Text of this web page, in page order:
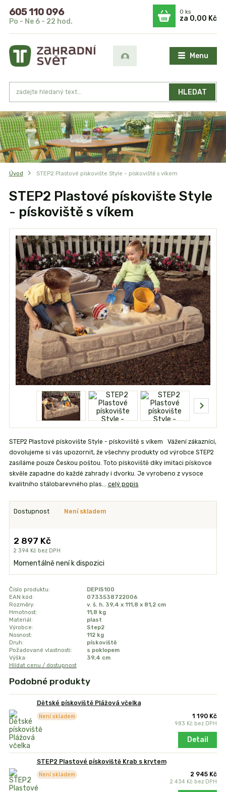
Menu
HLEDAT
605 110 096
Po - Ne 6 - 22 hod.
0ks
za 0,00 Kč
Úvod STEP2 Plastové pískovište Style - pískoviště s víkem
STEP2 Plastové pískovište Style
- pískoviště s víkem
STEP2 Plastové pískovište Style - pískoviště s víkem Vážení zákazníci,
dovolujeme si vás upozornit, že všechny produkty od výrobce STEP2
zasíláme pouze Českou poštou. Toto pískoviště díky imitaci pískovce
skvěle zapadne do každé zahrady i dvorku. Je vyrobeno z vysoce
kvalitního stálobarevného plas... celý popis
Dostupnost Není skladem
2 897 Kč
2 394 Kč bez DPH
Momentálně není k dispozici
Číslo produktu:
DEPIS100
EAN kód:
0733538722006
Rozměry:
v. š. h. 39,4 x 111,8 x 81,2 cm
Hmotnost:
11,8 kg
Materiál:
plast
Výrobce:
Step2
Nosnost:
112 kg
Druh:
pískoviště
Požadované vlastnosti:
s poklopem
Výška:
39,4 cm
Hlídat cenu / dostupnost
Podobné produkty
Dětské pískoviště Plážová včelka
1 190 Kč
983 Kč bez DPH
Není skladem
Detail
STEP2 Plastové pískoviště Krab s krytem
2 945 Kč
2 434 Kč bez DPH
Není skladem